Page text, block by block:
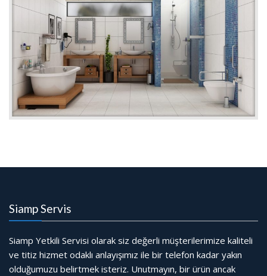
Siamp Servis
Siamp Yetkili Servisi olarak siz değerli müşterilerimize kaliteli
ve titiz hizmet odaklı anlayışımız ile bir telefon kadar yakın
olduğumuzu belirtmek isteriz. Unutmayın, bir ürün ancak